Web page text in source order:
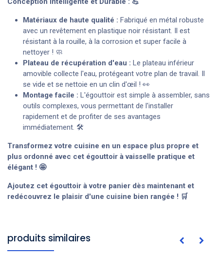
Matériaux de haute qualité : Fabriqué en métal robuste
avec un revêtement en plastique noir résistant. Il est
résistant à la rouille, à la corrosion et super facile à
nettoyer ! 🧼
Plateau de récupération d'eau : Le plateau inférieur
amovible collecte l'eau, protégeant votre plan de travail. Il
se vide et se nettoie en un clin d'œil ! 👀
Montage facile : L'égouttoir est simple à assembler, sans
outils complexes, vous permettant de l'installer
rapidement et de profiter de ses avantages
immédiatement. 🛠️
Transformez votre cuisine en un espace plus propre et
plus ordonné avec cet égouttoir à vaisselle pratique et
élégant ! 🤩
Ajoutez cet égouttoir à votre panier dès maintenant et
redécouvrez le plaisir d'une cuisine bien rangée ! 🛒
produits similaires